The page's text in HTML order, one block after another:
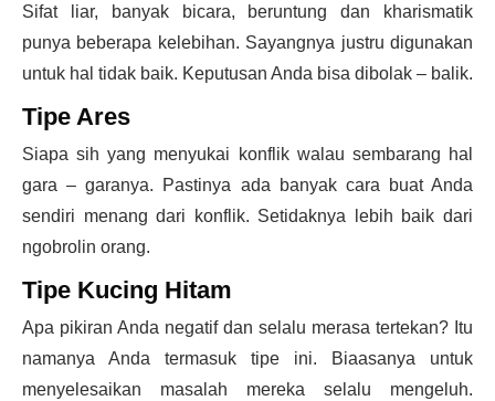
Sifat liar, banyak bicara, beruntung dan kharismatik
punya beberapa kelebihan. Sayangnya justru digunakan
untuk hal tidak baik. Keputusan Anda bisa dibolak – balik.
Tipe Ares
Siapa sih yang menyukai konflik walau sembarang hal
gara – garanya. Pastinya ada banyak cara buat Anda
sendiri menang dari konflik. Setidaknya lebih baik dari
ngobrolin orang.
Tipe Kucing Hitam
Apa pikiran Anda negatif dan selalu merasa tertekan? Itu
namanya Anda termasuk tipe ini. Biaasanya untuk
menyelesaikan masalah mereka selalu mengeluh.